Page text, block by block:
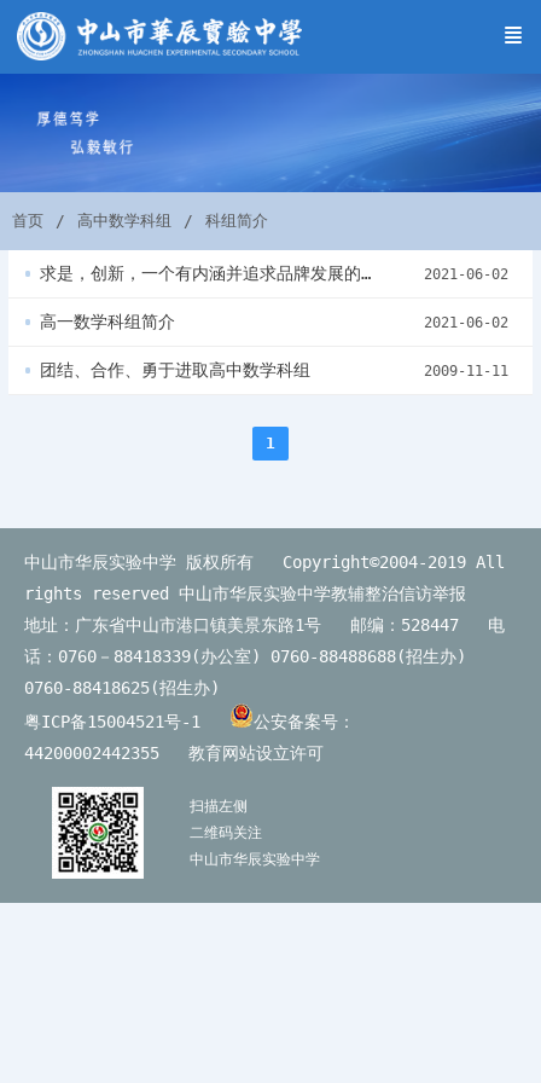
首页 高中数学科组 科组简介
求是，创新，一个有内涵并追求品牌发展的学科---高三数学科组简介 2021-06-02
高一数学科组简介 2021-06-02
团结、合作、勇于进取高中数学科组 2009-11-11
1
中山市华辰实验中学 版权所有 Copyright©2004-2019 All
rights reserved 中山市华辰实验中学教辅整治信访举报
地址：广东省中山市港口镇美景东路1号 邮编：528447 电
话：0760－88418339(办公室) 0760-88488688(招生办)
0760-88418625(招生办)
粤ICP备15004521号-1
公安备案号：
44200002442355
教育网站设立许可
扫描左侧
二维码关注
中山市华辰实验中学